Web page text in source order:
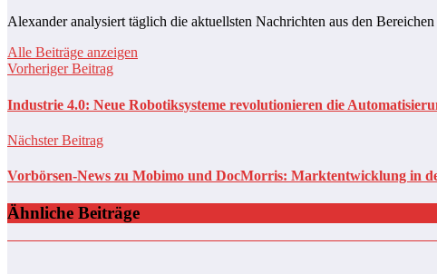
Alexander analysiert täglich die aktuellsten Nachrichten aus den
Alle Beiträge anzeigen
Vorheriger Beitrag
Industrie 4.0: Neue Robotiksysteme revolutionieren die
Nächster Beitrag
Vorbörsen-News zu Mobimo und DocMorris: Marktentwicklung in
Ähnliche Beiträge